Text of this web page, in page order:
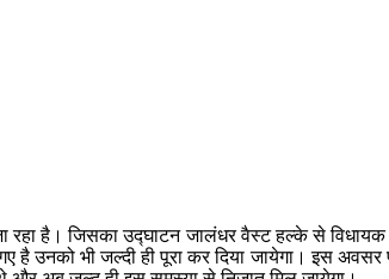
रहा है। जिसका उद्घाटन जालंधर वैस्ट हल्के से
भी जल्दी ही पूरा कर दिया जायेगा। इस अवसर